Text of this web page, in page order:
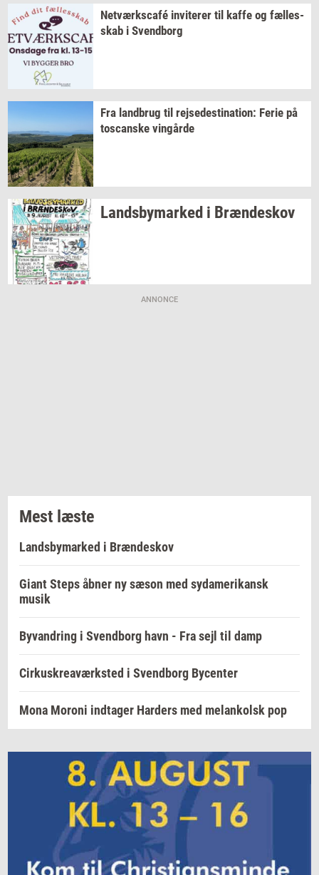
Netværkscafé in­vi­te­rer til kaffe og fæl­les­
skab i Svend­borg
Fra land­brug til rej­se­desti­na­tion: Ferie på
toscan­ske vin­går­de
Lands­by­mar­ked i Bræn­de­skov
ANNONCE
Mest læste
Landsbymarked i Brændeskov
Giant Steps åbner ny sæson med sydamerikansk
musik
Byvandring i Svendborg havn - Fra sejl til damp
Cirkuskreaværksted i Svendborg Bycenter
Mona Moroni indtager Harders med melankolsk pop